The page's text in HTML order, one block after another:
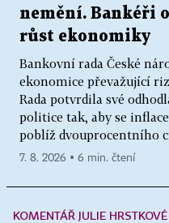
nemění. Bankéři
růst ekonomiky
Bankovní rada České
ekonomice převažující
Rada potvrdila své
politice tak, aby se
poblíž dvouprocentního
7. 8. 2026 ▪ 6 min. čtení
KOMENTÁŘ JULIE HRSTKOVÉ